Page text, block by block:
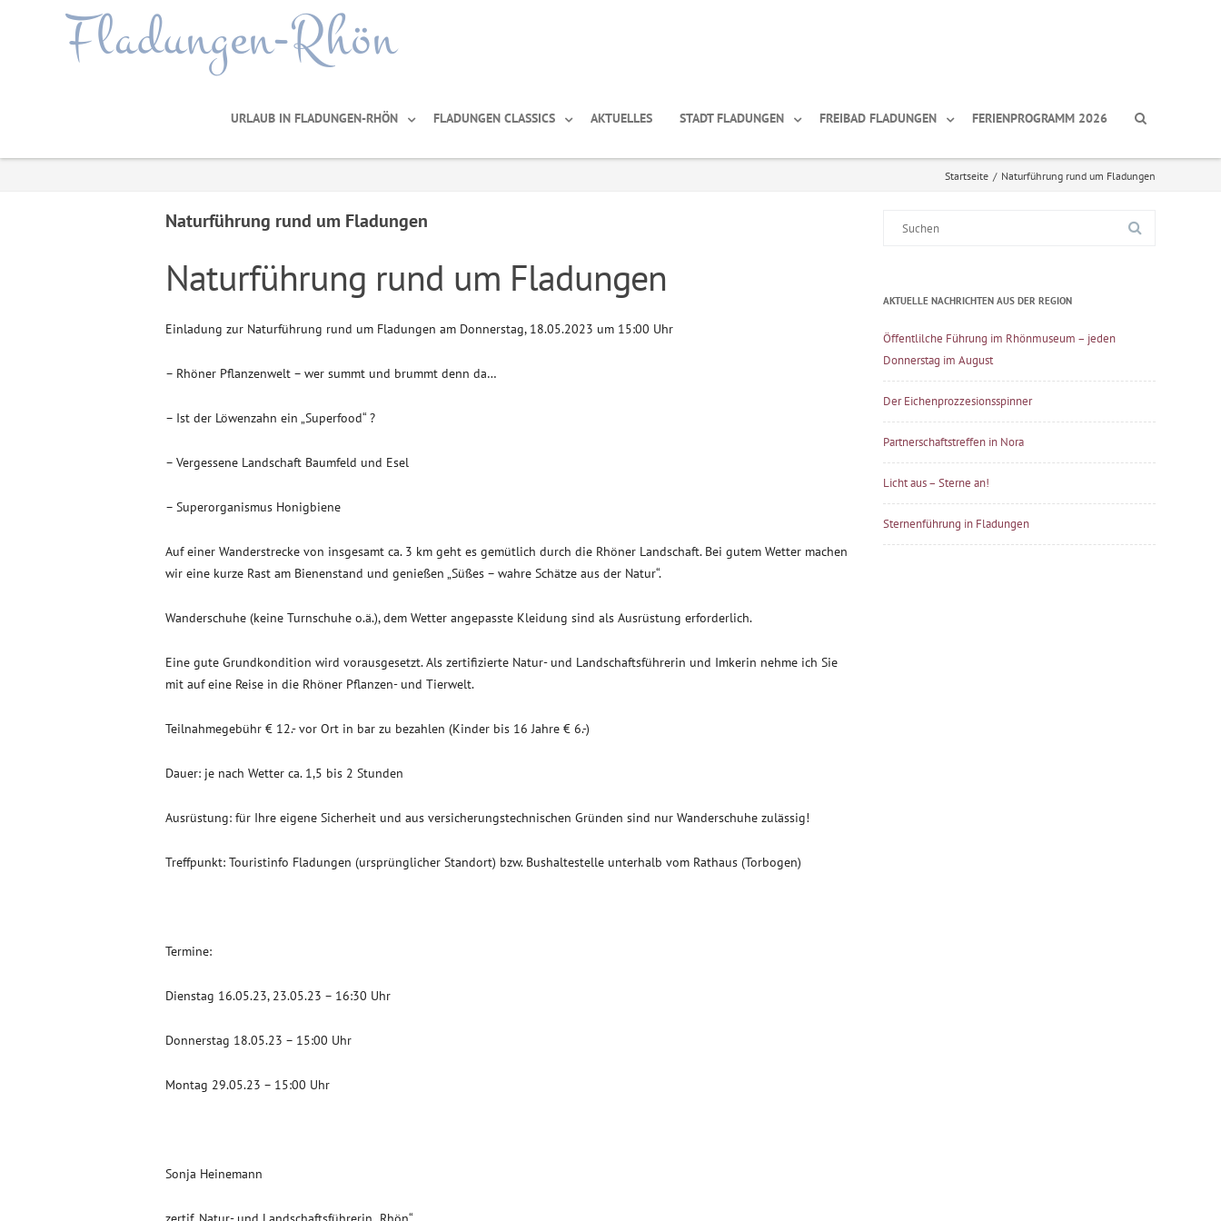
Fladungen-Rhön
URLAUB IN FLADUNGEN-RHÖN FLADUNGEN CLASSICS AKTUELLES STADT FLADUNGEN FREIBAD FLADUNGEN FERIENPROGRAMM 2026
Startseite / Naturführung rund um Fladungen
Naturführung rund um Fladungen
Naturführung rund um Fladungen
Einladung zur Naturführung rund um Fladungen am Donnerstag, 18.05.2023 um 15:00 Uhr
– Rhöner Pflanzenwelt – wer summt und brummt denn da…
– Ist der Löwenzahn ein „Superfood“ ?
– Vergessene Landschaft Baumfeld und Esel
– Superorganismus Honigbiene
Auf einer Wanderstrecke von insgesamt ca. 3 km geht es gemütlich durch die Rhöner Landschaft. Bei gutem Wetter machen
wir eine kurze Rast am Bienenstand und genießen „Süßes – wahre Schätze aus der Natur“.
Wanderschuhe (keine Turnschuhe o.ä.), dem Wetter angepasste Kleidung sind als Ausrüstung erforderlich.
Eine gute Grundkondition wird vorausgesetzt. Als zertifizierte Natur- und Landschaftsführerin und Imkerin nehme ich Sie
mit auf eine Reise in die Rhöner Pflanzen- und Tierwelt.
Teilnahmegebühr € 12.- vor Ort in bar zu bezahlen (Kinder bis 16 Jahre € 6.-)
Dauer: je nach Wetter ca. 1,5 bis 2 Stunden
Ausrüstung: für Ihre eigene Sicherheit und aus versicherungstechnischen Gründen sind nur Wanderschuhe zulässig!
Treffpunkt: Touristinfo Fladungen (ursprünglicher Standort) bzw. Bushaltestelle unterhalb vom Rathaus (Torbogen)
Termine:
Dienstag 16.05.23, 23.05.23 – 16:30 Uhr
Donnerstag 18.05.23 – 15:00 Uhr
Montag 29.05.23 – 15:00 Uhr
Sonja Heinemann
AKTUELLE NACHRICHTEN AUS DER REGION
Öffentlilche Führung im Rhönmuseum – jeden
Donnerstag im August
Der Eichenprozzesionsspinner
Partnerschaftstreffen in Nora
Licht aus – Sterne an!
Sternenführung in Fladungen